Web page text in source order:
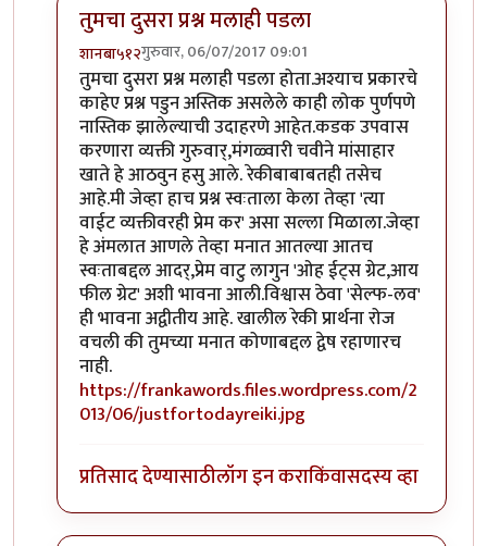
तुमचा दुसरा प्रश्न मलाही पडला
शानबा५१२गुरुवार, 06/07/2017 09:01
In reply toऐकलं आहे हे रेकी प्रकरण. पणbyज्योति अळवणी
तुमचा दुसरा प्रश्न मलाही पडला होता.अश्याच प्रकारचे
काहेए प्रश्न पडुन अस्तिक असलेले काही लोक पुर्णपणे
नास्तिक झालेल्याची उदाहरणे आहेत.कडक उपवास
करणारा व्यक्ती गुरुवार्,मंगळ्वारी चवीने मांसाहार
खाते हे आठवुन हसु आले. रेकीबाबाबतही तसेच
आहे.मी जेव्हा हाच प्रश्न स्वःताला केला तेव्हा 'त्या
वाईट व्यक्तीवरही प्रेम कर' असा सल्ला मिळाला.जेव्हा
हे अंमलात आणले तेव्हा मनात आतल्या आतच
स्वःताबद्दल आदर्,प्रेम वाटु लागुन 'ओह ईट्स ग्रेट,आय
फील ग्रेट' अशी भावना आली.विश्वास ठेवा 'सेल्फ-लव'
ही भावना अद्वीतीय आहे. खालील रेकी प्रार्थना रोज
वचली की तुमच्या मनात कोणाबद्दल द्वेष रहाणारच
नाही.
https://frankawords.files.wordpress.com/2
013/06/justfortodayreiki.jpg
प्रतिसाद देण्यासाठीलॉग इन कराकिंवासदस्य व्हा